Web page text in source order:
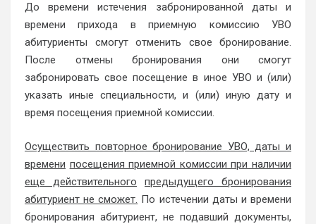
До времени истечения забронированной даты и
времени прихода в приемную комиссию УВО
абитуриенты смогут отменить свое бронирование.
После отмены бронирования они смогут
забронировать свое посещение в иное УВО и (или)
указать иные специальности, и (или) иную дату и
время посещения приемной комиссии.
Осуществить повторное бронирование УВО, даты и
времени посещения приемной комиссии при наличии
еще действительного
предыдущего бронирования
абитуриент не сможет. По истечении даты и времени
бронирования абитуриент, не подавший документы,